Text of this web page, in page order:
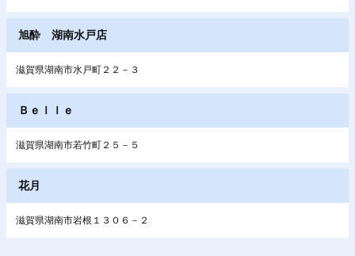
旭酔 湖南水戸店
滋賀県湖南市水戸町２２－３
Ｂｅｌｌｅ
滋賀県湖南市若竹町２５－５
花月
滋賀県湖南市岩根１３０６－２